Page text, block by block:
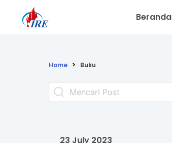
Beranda
Home Buku
23 July 2023